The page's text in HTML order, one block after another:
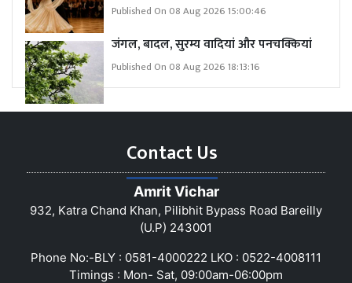
Published On 08 Aug 2026 15:00:46
जंगल, बादल, सुरम्य वादियां और पनचक्कियां
Published On 08 Aug 2026 18:13:16
Contact Us
Amrit Vichar
932, Katra Chand Khan, Pilibhit Bypass Road Bareilly
(U.P) 243001
Phone No:-BLY : 0581-4000222 LKO : 0522-4008111
Timings : Mon- Sat, 09:00am-06:00pm